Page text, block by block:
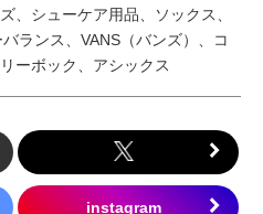
、シューケア用品、ソックス、
ランス、VANS（バンズ）、コ
ーボック、アシックス